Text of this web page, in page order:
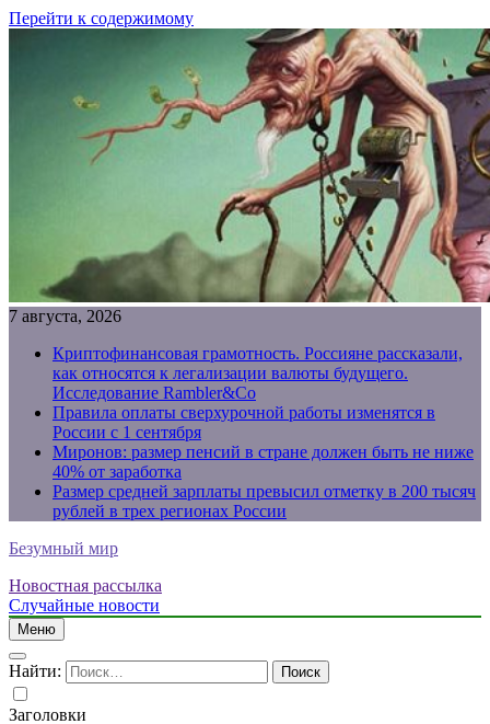
Перейти к содержимому
7 августа, 2026
Криптофинансовая грамотность. Россияне рассказали,
как относятся к легализации валюты будущего.
Исследование Rambler&Co
Правила оплаты сверхурочной работы изменятся в
России с 1 сентября
Миронов: размер пенсий в стране должен быть не ниже
40% от заработка
Размер средней зарплаты превысил отметку в 200 тысяч
рублей в трех регионах России
Безумный мир
Новостная рассылка
Случайные новости
Меню
Найти:
Заголовки